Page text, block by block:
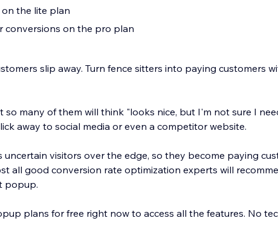
the lite plan
conversions on the pro plan
slip away. Turn fence sitters into paying customers
so many of them will think "looks nice, but I'm not sure I
away to social media or even a competitor website.
visitors over the edge, so they become paying
all good conversion rate optimization experts will
popup.
plans for free right now to access all the features. No